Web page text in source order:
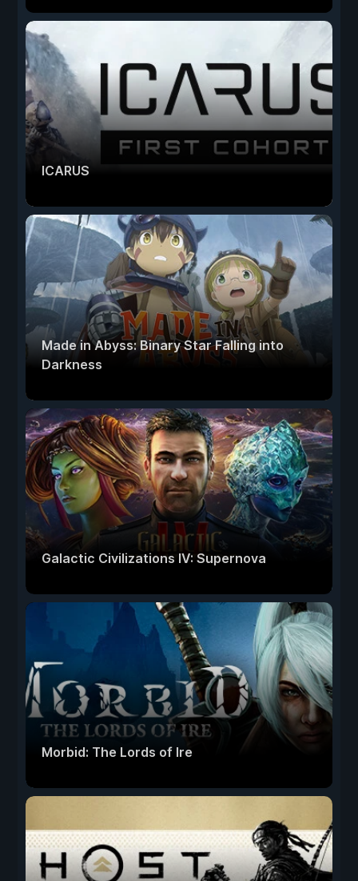
ICARUS
Made in Abyss: Binary Star Falling into
Darkness
Galactic Civilizations IV: Supernova
Morbid: The Lords of Ire